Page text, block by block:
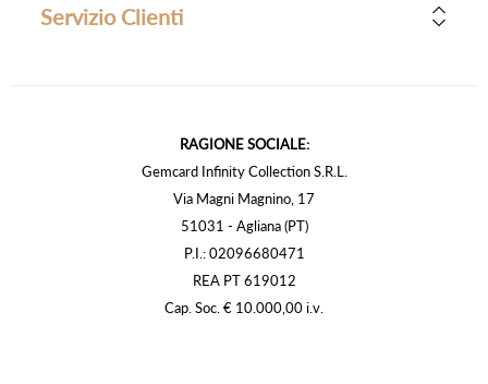
Servizio Clienti
RAGIONE SOCIALE:
Gemcard Infinity Collection S.R.L.
Via Magni Magnino, 17
51031 - Agliana (PT)
P.I.: 02096680471
REA PT 619012
Cap. Soc. € 10.000,00 i.v.